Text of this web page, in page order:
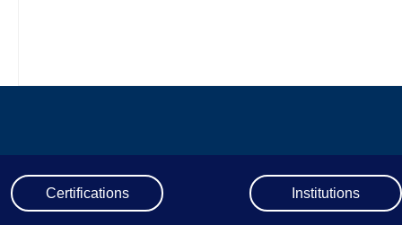
Certifications Institutions